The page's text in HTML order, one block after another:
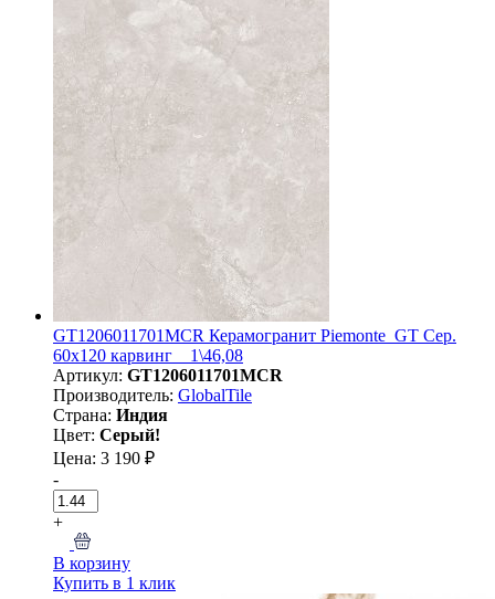
GT1206011701MCR Керамогранит Piemonte_GT Сер.
60x120 карвинг _ 1\46,08
Артикул: GT1206011701MCR
Производитель: GlobalTile
Страна: Индия
Цвет: Серый!
Цена: 3 190 ₽
-
+
В корзину
Купить в 1 клик